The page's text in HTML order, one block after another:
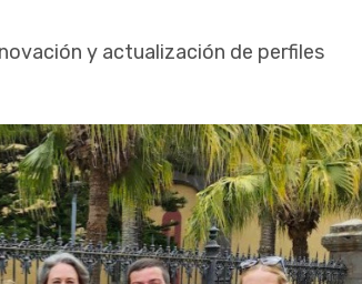
y actualización de perfiles